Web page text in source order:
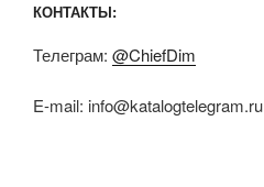
КОНТАКТЫ:
Телеграм: @ChiefDim
E-mail: info@katalogtelegram.ru